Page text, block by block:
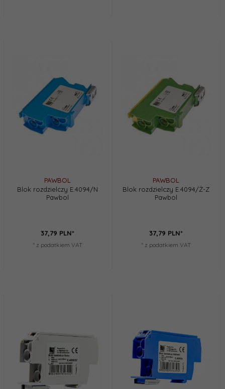
PAWBOL
Blok rozdzielczy E.4094/N
Pawbol
37,79 PLN*
* z podatkiem VAT
PAWBOL
Blok rozdzielczy E.4094/Ż-Z
Pawbol
37,79 PLN*
* z podatkiem VAT